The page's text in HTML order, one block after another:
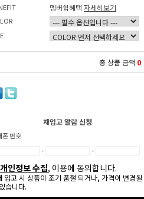
멤버쉽혜택 자세히보기
총 상품 금액 0
재입고 알람 신청
폰 번호
- -
개인정보 수집, 이용에 동의합니다.
입고 시 상품이 조기 품절 되거나, 가격이 변경될
습니다.